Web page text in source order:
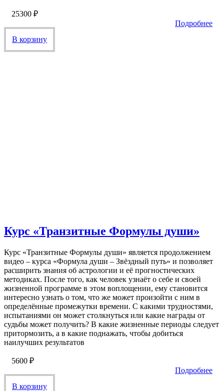
25300 ₽
Подробнее
В корзину
Курс «Транзитные Формулы души»
Курс «Транзитные Формулы души» является продолжением
видео – курса «Формула души – Звёздный путь» и позволяет
расширить знания об астрологии и её прогностических
методиках. После того, как человек узнаёт о себе и своей
жизненной программе в этом воплощении, ему становится
интересно узнать о том, что же может произойти с ним в
определённые промежутки времени. С какими трудностями,
испытаниями он может столкнуться или какие награды от
судьбы может получить? В какие жизненные периоды следует
притормозить, а в какие поднажать, чтобы добиться
наилучших результатов
5600 ₽
Подробнее
В корзину